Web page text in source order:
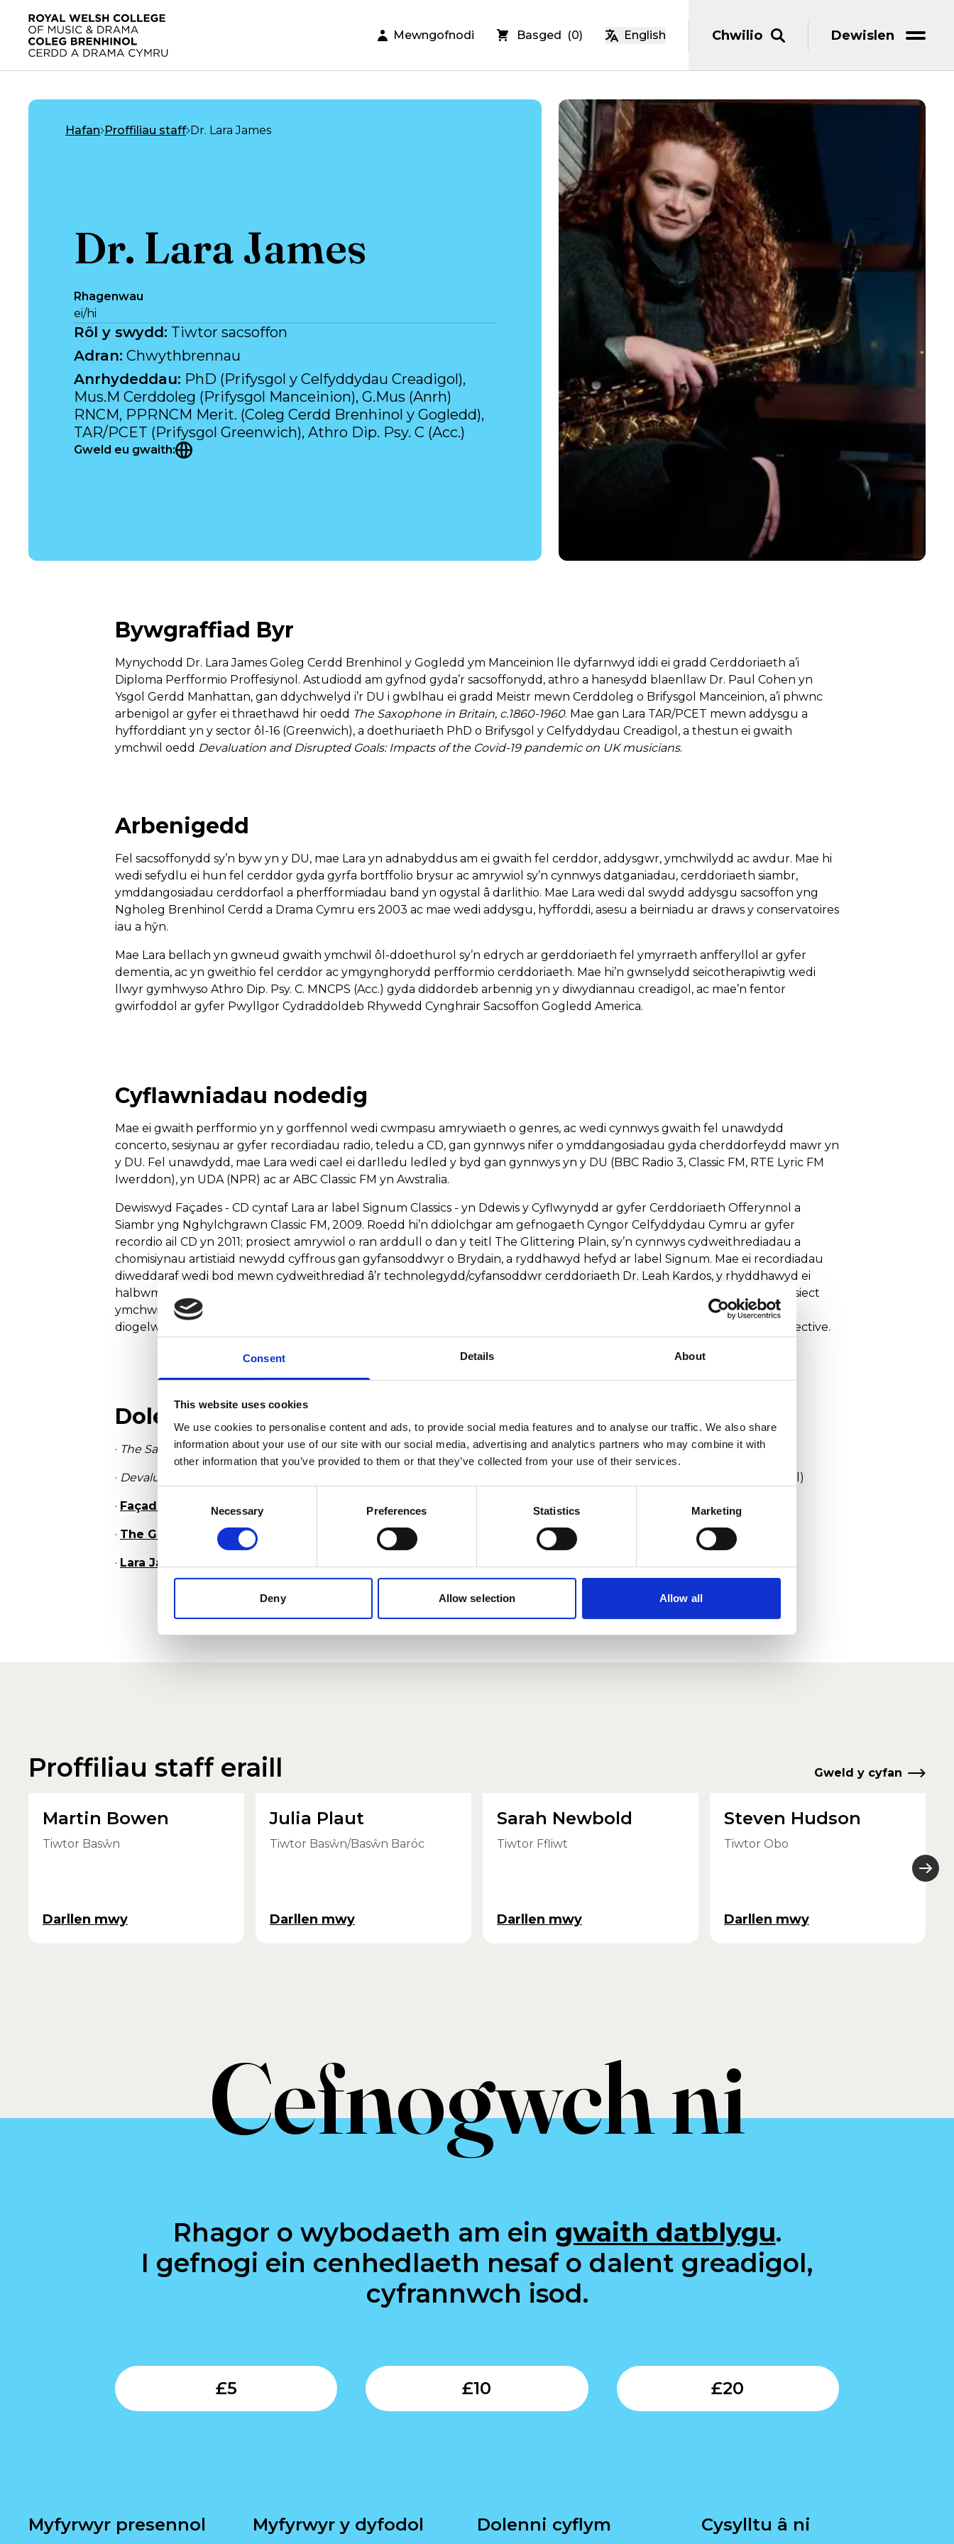
Consent Details About
This website uses cookies
We use cookies to personalise content and ads, to provide social media features and to analyse our traffic. We also share
information about your use of our site with our social media, advertising and analytics partners who may combine it with
other information that you’ve provided to them or that they’ve collected from your use of their services.
Selection
Necessary Preferences Statistics Marketing
Deny Allow selection Allow all
Neidio i’r prif gynnwys
Mewngofnodi Basged (0) English Chwilio Dewislen
Hafan Proffiliau staff Dr. Lara James
Dr. Lara James
Rhagenwau
ei/hi
Rôl y swydd: Tiwtor sacsoffon
Adran: Chwythbrennau
Anrhydeddau: PhD (Prifysgol y Celfyddydau Creadigol),
Mus.M Cerddoleg (Prifysgol Manceinion), G.Mus (Anrh)
RNCM, PPRNCM Merit. (Coleg Cerdd Brenhinol y Gogledd),
TAR/PCET (Prifysgol Greenwich), Athro Dip. Psy. C (Acc.)
Gweld eu gwaith:
Bywgraffiad Byr
Mynychodd Dr. Lara James Goleg Cerdd Brenhinol y Gogledd ym Manceinion lle dyfarnwyd iddi ei gradd Cerddoriaeth a’i
Diploma Perfformio Proffesiynol. Astudiodd am gyfnod gyda’r sacsoffonydd, athro a hanesydd blaenllaw Dr. Paul Cohen yn
Ysgol Gerdd Manhattan, gan ddychwelyd i’r DU i gwblhau ei gradd Meistr mewn Cerddoleg o Brifysgol Manceinion, a’i phwnc
arbenigol ar gyfer ei thraethawd hir oedd The Saxophone in Britain, c.1860-1960. Mae gan Lara TAR/PCET mewn addysgu a
hyfforddiant yn y sector ôl-16 (Greenwich), a doethuriaeth PhD o Brifysgol y Celfyddydau Creadigol, a thestun ei gwaith
ymchwil oedd Devaluation and Disrupted Goals: Impacts of the Covid-19 pandemic on UK musicians.
Arbenigedd
Fel sacsoffonydd sy’n byw yn y DU, mae Lara yn adnabyddus am ei gwaith fel cerddor, addysgwr, ymchwilydd ac awdur. Mae hi
wedi sefydlu ei hun fel cerddor gyda gyrfa bortffolio brysur ac amrywiol sy’n cynnwys datganiadau, cerddoriaeth siambr,
ymddangosiadau cerddorfaol a pherfformiadau band yn ogystal â darlithio. Mae Lara wedi dal swydd addysgu sacsoffon yng
Ngholeg Brenhinol Cerdd a Drama Cymru ers 2003 ac mae wedi addysgu, hyfforddi, asesu a beirniadu ar draws y conservatoires
iau a hŷn.
Mae Lara bellach yn gwneud gwaith ymchwil ôl-ddoethurol sy’n edrych ar gerddoriaeth fel ymyrraeth anfferyllol ar gyfer
dementia, ac yn gweithio fel cerddor ac ymgynghorydd perfformio cerddoriaeth. Mae hi’n gwnselydd seicotherapiwtig wedi
llwyr gymhwyso Athro Dip. Psy. C. MNCPS (Acc.) gyda diddordeb arbennig yn y diwydiannau creadigol, ac mae’n fentor
gwirfoddol ar gyfer Pwyllgor Cydraddoldeb Rhywedd Cynghrair Sacsoffon Gogledd America.
Cyflawniadau nodedig
Mae ei gwaith perfformio yn y gorffennol wedi cwmpasu amrywiaeth o genres, ac wedi cynnwys gwaith fel unawdydd
concerto, sesiynau ar gyfer recordiadau radio, teledu a CD, gan gynnwys nifer o ymddangosiadau gyda cherddorfeydd mawr yn
y DU. Fel unawdydd, mae Lara wedi cael ei darlledu ledled y byd gan gynnwys yn y DU (BBC Radio 3, Classic FM, RTE Lyric FM
Iwerddon), yn UDA (NPR) ac ar ABC Classic FM yn Awstralia.
Dewiswyd Façades - CD cyntaf Lara ar label Signum Classics - yn Ddewis y Cyflwynydd ar gyfer Cerddoriaeth Offerynnol a
Siambr yng Nghylchgrawn Classic FM, 2009. Roedd hi’n ddiolchgar am gefnogaeth Cyngor Celfyddydau Cymru ar gyfer
recordio ail CD yn 2011; prosiect amrywiol o ran arddull o dan y teitl The Glittering Plain, sy’n cynnwys cydweithrediadau a
chomisiynau artistiaid newydd cyffrous gan gyfansoddwyr o Brydain, a ryddhawyd hefyd ar label Signum. Mae ei recordiadau
diweddaraf wedi bod mewn cydweithrediad â’r technolegydd/cyfansoddwr cerddoriaeth Dr. Leah Kardos, y rhyddhawyd ei
halbwm Rococochet yn 2017 gyda Bigo & Twigetti. Yn ddiweddar, mae Leah a Lara wedi recordio a chyflwyno’n eang brosiect
ymchwil clyweledol sy’n canolbwyntio ar brofiad benywaidd o gyd-destunau seicogymdeithasol, mannau trothwyol a
diogelwch menywod (2023-25). Ers 2024 mae Lara hefyd wedi bod yn aelod o ensemble siambr byrfyfyr Meta Noisia Collective.
Dolenni i ymchwil/prosiectau
· The Saxophone in Britain, c.1860–1960 (Prifysgol Manceinion)
· Devaluation and Disrupted Goals: Impacts of the Covid-19 Pandemic on UK Musicians (Prifysgol y Celfyddydau Creadigol)
· Façades – Signum Classics
· The Glittering Plain – Signum Classics
· Lara James recordings – Signum Records
Proffiliau staff eraill Gweld y cyfan
Martin Bowen
Tiwtor Basŵn
Darllen mwy
Julia Plaut
Tiwtor Basŵn/Basŵn Baróc
Darllen mwy
Sarah Newbold
Tiwtor Ffliwt
Darllen mwy
Steven Hudson
Tiwtor Obo
Darllen mwy
Cefnogwch ni
Rhagor o wybodaeth am ein gwaith datblygu.
I gefnogi ein cenhedlaeth nesaf o dalent greadigol,
cyfrannwch isod.
£5
Submit
£10
Submit
£20
Myfyrwyr presennol Myfyrwyr y dyfodol Dolenni cyflym Cysylltu â ni